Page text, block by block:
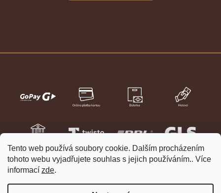
Tento web používá soubory cookie. Dalším procházením
tohoto webu vyjadřujete souhlas s jejich používáním.. Více
informací zde.